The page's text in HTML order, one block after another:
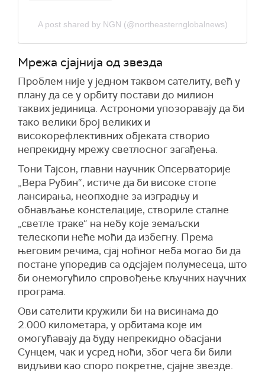
A post shared by NGN (@northeasternglobalnews)
Мрежа сјајнија од звезда
Проблем није у једном таквом сателиту, већ у
плану да се у орбиту постави до милион
таквих јединица. Астрономи упозоравају да би
тако велики број великих и
високорефлективних објеката створио
непрекидну мрежу светлосног загађења.
Тони Тајсон, главни научник Опсерваторије
„Вера Рубин“, истиче да би високе стопе
лансирања, неопходне за изградњу и
обнављање констелације, створиле сталне
„светле траке“ на небу које земаљски
телескопи неће моћи да избегну. Према
његовим речима, сјај ноћног неба могао би да
постане упоредив са одсјајем полумесеца, што
би онемогућило спровођење кључних научних
програма.
Ови сателити кружили би на висинама до
2.000 километара, у орбитама које им
омогућавају да буду непрекидно обасјани
Сунцем, чак и усред ноћи, због чега би били
видљиви као споро покретне, сјајне звезде.